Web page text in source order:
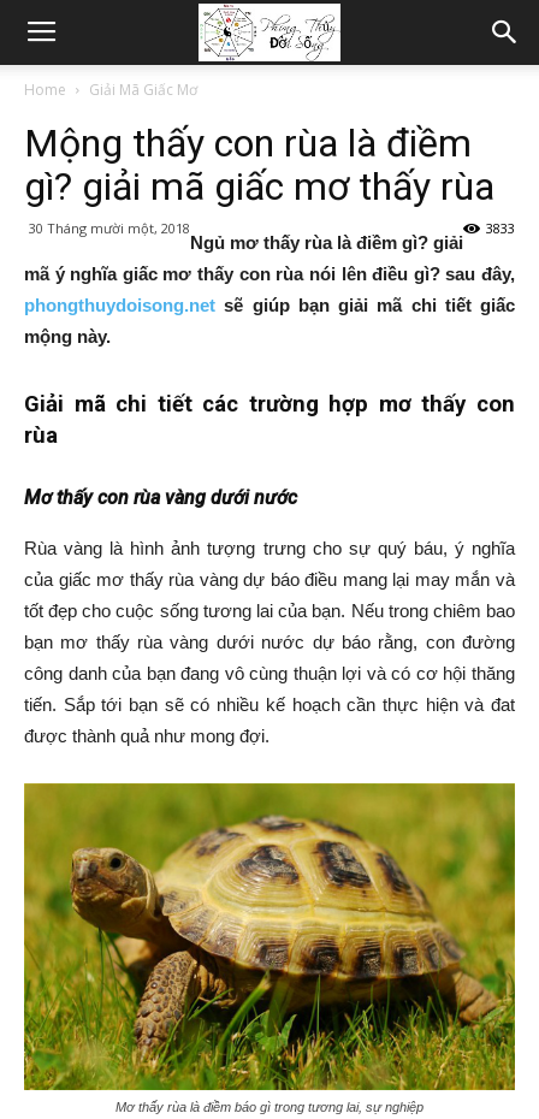
Home Giải Mã Giấc Mơ
Mộng thấy con rùa là điềm
gì? giải mã giấc mơ thấy rùa
30 Tháng mười một, 2018 3833
Ngủ mơ thấy rùa là điềm gì? giải
mã ý nghĩa giấc mơ thấy con rùa nói lên điều gì? sau đây,
phongthuydoisong.net sẽ giúp bạn giải mã chi tiết giấc
mộng này.
Giải mã chi tiết các trường hợp mơ thấy con
rùa
Mơ thấy con rùa vàng dưới nước
Rùa vàng là hình ảnh tượng trưng cho sự quý báu, ý nghĩa
của giấc mơ thấy rùa vàng dự báo điều mang lại may mắn và
tốt đẹp cho cuộc sống tương lai của bạn. Nếu trong chiêm bao
bạn mơ thấy rùa vàng dưới nước dự báo rằng, con đường
công danh của bạn đang vô cùng thuận lợi và có cơ hội thăng
tiến. Sắp tới bạn sẽ có nhiều kế hoạch cần thực hiện và đat
được thành quả như mong đợi.
Mơ thấy rùa là điềm báo gì trong tương lai, sự nghiệp